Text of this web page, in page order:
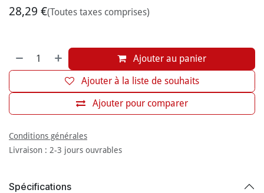
28,29 €(Toutes taxes comprises)
Ajouter au panier
Ajouter pour comparer
Ajouter à la liste de souhaits
Conditions générales
Livraison : 2-3 jours ouvrables
Spécifications